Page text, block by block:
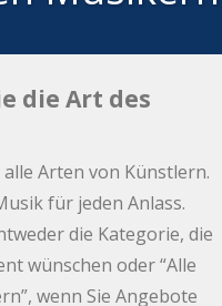
die Art des
Arten von Künstlern.
für jeden Anlass.
die Kategorie, die
wünschen oder “Alle
wenn Sie Angebote